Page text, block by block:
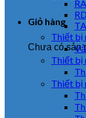
Giỏ hàng
Chưa có sản
Thiết bị
Thiết bị
Thiết bị